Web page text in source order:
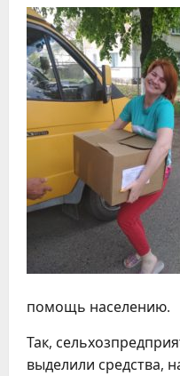
помощь населению.
Так,
выделили средства,